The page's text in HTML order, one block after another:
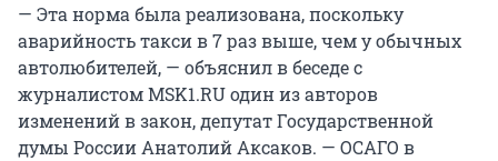
— Эта норма была реализована, поскольку
аварийность такси в 7 раз выше, чем у обычных
автолюбителей, — объяснил в беседе с
журналистом MSK1.RU один из авторов
изменений в закон, депутат Государственной
думы России Анатолий Аксаков. — ОСАГО в